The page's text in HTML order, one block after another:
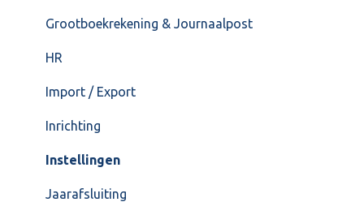
Grootboekrekening & Journaalpost
HR
Import / Export
Inrichting
Instellingen
Jaarafsluiting